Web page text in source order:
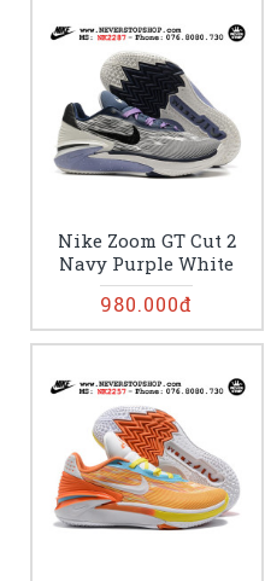
Nike Zoom GT Cut 2
Navy Purple White
980.000đ